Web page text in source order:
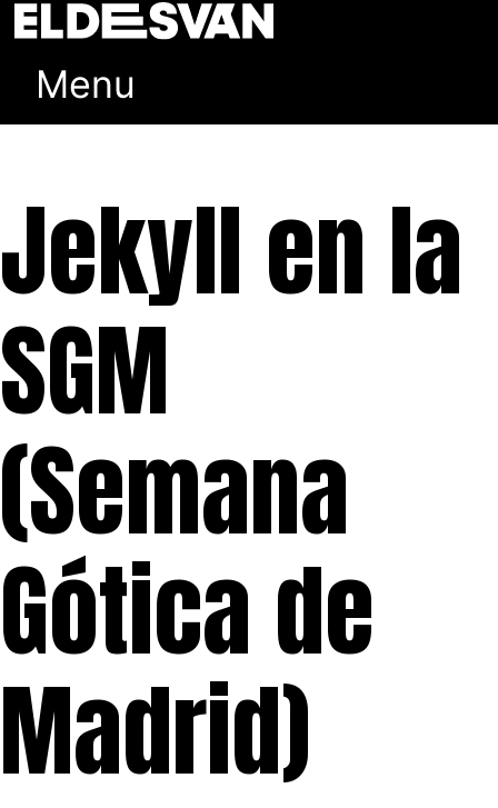
contenidoMenu
Jekyll en la
SGM
(Semana
Gótica de
Madrid)